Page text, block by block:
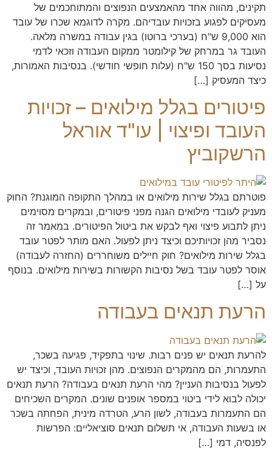
תקינים, מהווה אחד מהאמצעים הנפוצים והמתוחכמים של
מעסיקים לפגוע בזכויות עובדיהם. מקרה לדוגמא שכרו של עובד
הוא 9,000 ש"ח (בערכי ברוטו) בגין עבודה במשרה מלאה.
העובד גר במרחק של קילומטר ממקום העבודה וזכאי לדמי
נסיעות בסך 150 ש"ח (עלות חופשי חודשי). בנסיבות האמורות,
כיצד המעסיק […]
פיטורים בגלל מילואים – זכויות
העובד ופיצוי | עו"ד אוראל
הרשקוביץ
פוטרתם בגלל שירות מילואים או במהלך התקופה המוגנת? החוק
מעניק לעובדי מילואים הגנה מפני פיטורים, ובמקרים מסוימים
ניתן לתבוע פיצוי ואף לבקש את ביטול הפיטורים. במאמר זה
נסביר מהן זכויותיכם וכיצד ניתן לפעול. האם מותר לפטר עובד
בגלל שירות מילואים? חוק חיילים משוחררים (החזרה לעבודה)
אוסר לפטר עובד בשל נסיבות הקשורות בשירות מילואים. בנוסף
על […]
הרעת תנאים בעבודה
להרעת תנאים יש פנים רבות. שינוי בתפקיד, פגיעה בשכר,
התעמרות, הם מהמקרים הנפוצים. מהן זכויות העובד, וכיצד יש
לפעול בנסיבות העניין? מהי הרעת תנאים בעבודה? הרעת תנאים
יכולה לבוא לידי ביטוי במספר אופנים שונים. המקרים השכיחים
הם התעמרות בעבודה, לשון הרע, הטרדה מינית, הפחתה בשכר
או בשעות העבודה, אי תשלום תנאים סוציאליים: הפרשות
לפנסיה, דמי […]